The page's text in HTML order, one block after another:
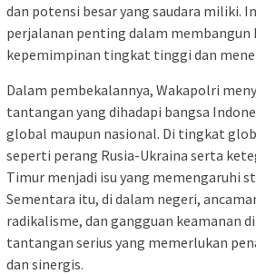
dan potensi besar yang saudara miliki.
perjalanan penting dalam membangun
kepemimpinan tingkat tinggi dan
Dalam pembekalannya, Wakapolri
tantangan yang dihadapi bangsa
global maupun nasional. Di tingkat
seperti perang Rusia-Ukraina serta
Timur menjadi isu yang memengaruhi
Sementara itu, di dalam negeri,
radikalisme, dan gangguan keamanan
tantangan serius yang memerlukan
dan sinergis.